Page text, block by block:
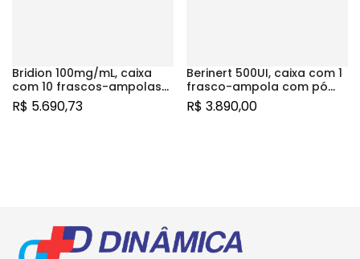
Bridion 100mg/mL, caixa
com 10 frascos-ampolas
com 2mL de solução de
uso intramuscular
R$ 5.690,73
Berinert 500UI, caixa com 1
frasco-ampola com pó
para solução de uso
intravenoso + 10mL de
R$ 3.890,00